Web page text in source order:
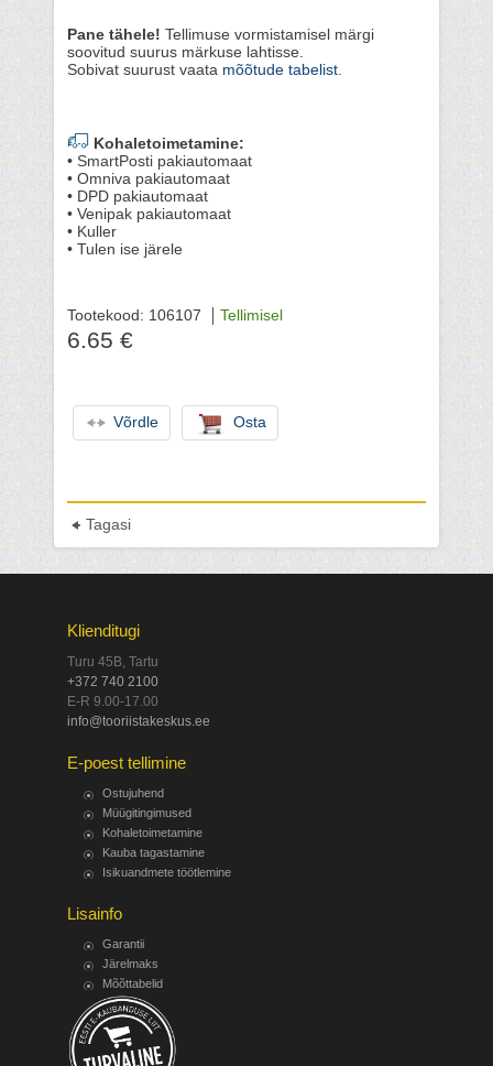
Pane tähele! Tellimuse vormistamisel märgi
soovitud suurus märkuse lahtisse.
Sobivat suurust vaata mõõtude tabelist.
Kohaletoimetamine:
• SmartPosti pakiautomaat
• Omniva pakiautomaat
• DPD pakiautomaat
• Venipak pakiautomaat
• Kuller
• Tulen ise järele
Tootekood: 106107 Tellimisel
6.65 €
Võrdle Osta
Tagasi
Klienditugi
Turu 45B, Tartu
+372 740 2100
E-R 9.00-17.00
info@tooriistakeskus.ee
E-poest tellimine
Ostujuhend
Müügitingimused
Kohaletoimetamine
Kauba tagastamine
Isikuandmete töötlemine
Lisainfo
Garantii
Järelmaks
Mõõttabelid